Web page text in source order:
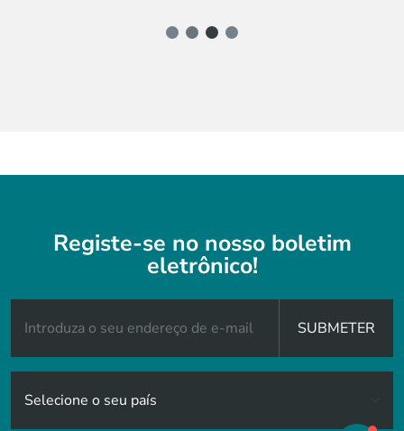
Registe-se no nosso boletim
eletrônico!
SUBMETER